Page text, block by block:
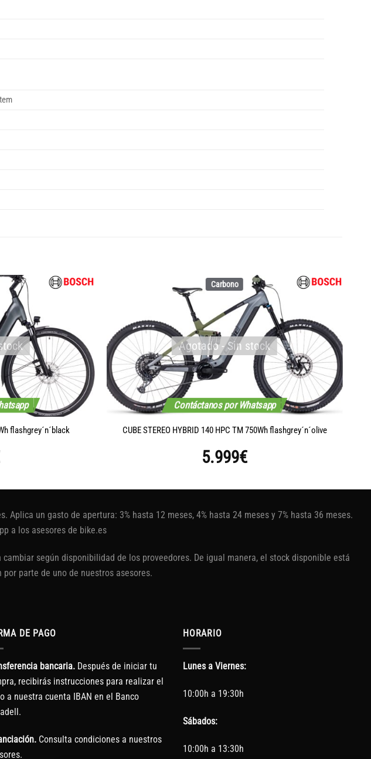
flashgrey´n´black
Carbono
Contáctanos por Whatsapp
Agotado - Sin stock
CUBE STEREO HYBRID 140 HPC TM 750Wh flashgrey´n´olive
5.999€
un gasto de apertura: 3% hasta 12 meses, 4% hasta 24 meses y 7% hasta 36 meses.
a los asesores de bike.es
según disponibilidad de los proveedores. De igual manera, el stock disponible está
parte de uno de nuestros asesores.
DE PAGO
bancaria. Después de iniciar tu
recibirás instrucciones para realizar el
a nuestra cuenta IBAN en el Banco
Consulta condiciones a nuestros
HORARIO
Lunes a Viernes:
10:00h a 19:30h
Sábados:
10:00h a 13:30h